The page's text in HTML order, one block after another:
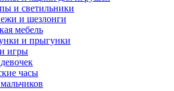
и светильники
и шезлонги
мебель
и прыгунки
игры
часы